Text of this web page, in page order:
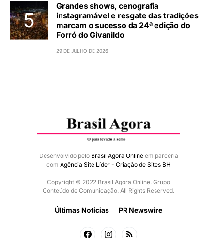
Grandes shows, cenografia
instagramável e resgate das tradições
marcam o sucesso da 24ª edição do
Forró do Givanildo
29 DE JULHO DE 2026
Desenvolvido pelo Brasil Agora Onlineem parceria
com Agência Site Líder - Criação de Sites BH
Copyright © 2022 Brasil Agora Online. Grupo
Conteúdo de Comunicação. All Rights Reserved.
Últimas Notícias PR Newswire